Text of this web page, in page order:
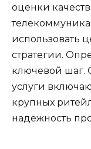
оценки
использовать
стратегии.
ключевой шаг.
услуги
крупных
надежность